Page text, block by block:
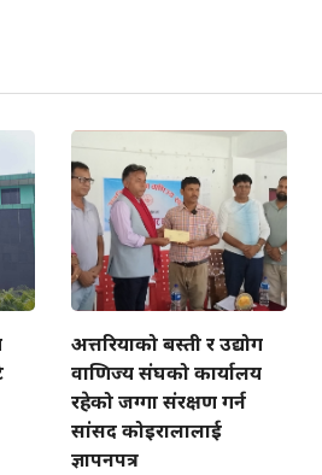
अत्तरियाको बस्ती र उद्योग
वाणिज्य संघको कार्यालय
रहेको जग्गा संरक्षण गर्न
सांसद कोइरालालाई
ज्ञापनपत्र